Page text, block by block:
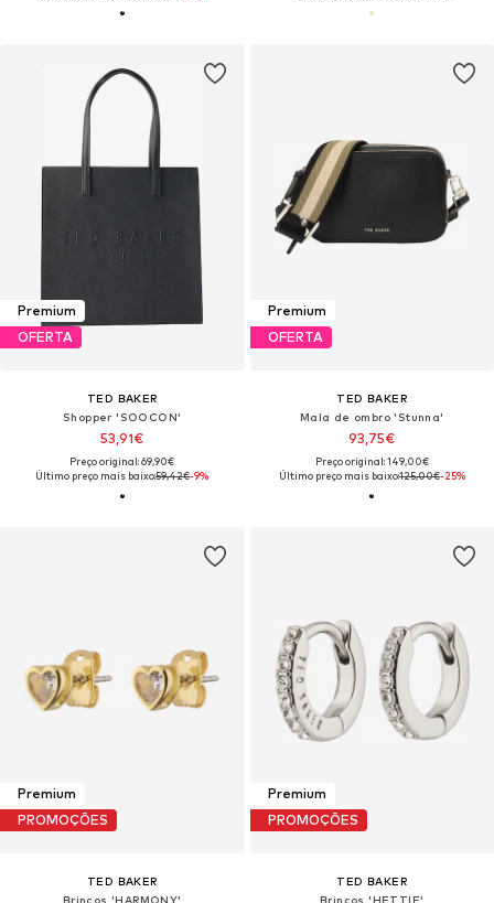
Premium
OFERTA
TED BAKER
Shopper 'SOOCON'
53,91€
Preço original: 69,90€
Último preço mais baixo:59,42€-9%
Premium
OFERTA
TED BAKER
Mala de ombro 'Stunna'
93,75€
Preço original: 149,00€
Último preço mais baixo:125,00€-25%
Premium
PROMOÇÕES
TED BAKER
Brincos 'HARMONY'
Premium
PROMOÇÕES
TED BAKER
Brincos 'HETTIE'